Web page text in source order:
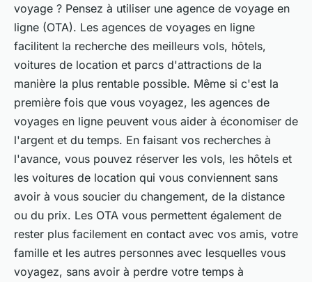
voyage ? Pensez à utiliser une agence de voyage en
ligne (OTA). Les agences de voyages en ligne
facilitent la recherche des meilleurs vols, hôtels,
voitures de location et parcs d'attractions de la
manière la plus rentable possible. Même si c'est la
première fois que vous voyagez, les agences de
voyages en ligne peuvent vous aider à économiser de
l'argent et du temps. En faisant vos recherches à
l'avance, vous pouvez réserver les vols, les hôtels et
les voitures de location qui vous conviennent sans
avoir à vous soucier du changement, de la distance
ou du prix. Les OTA vous permettent également de
rester plus facilement en contact avec vos amis, votre
famille et les autres personnes avec lesquelles vous
voyagez, sans avoir à perdre votre temps à